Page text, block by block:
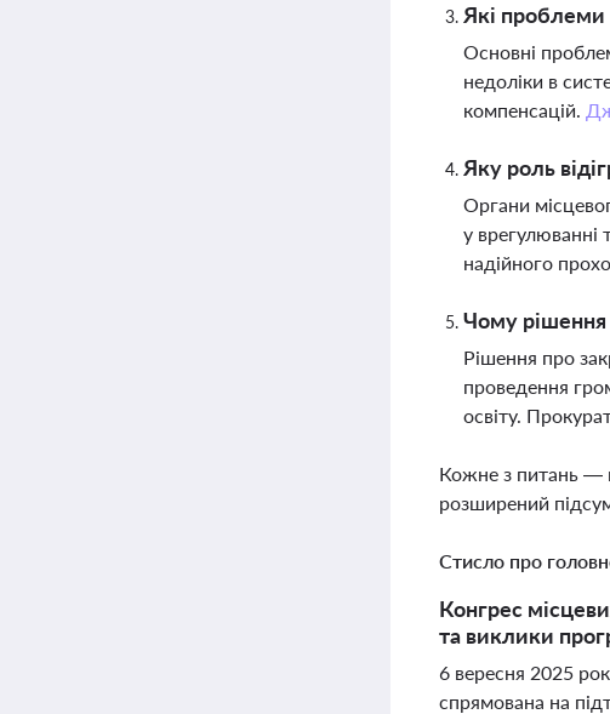
Які проблеми
Основні
недоліки в
компенсацій.
Яку роль
Органи
у врегулюванні
надійного
Чому рішення
Рішення про
проведення
освіту.
Кожне з питань —
розширений
Стисло про
Конгрес
та виклики
6 вересня 2025
спрямована на